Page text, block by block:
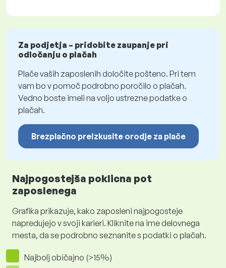
Za podjetja – pridobite zaupanje pri
odločanju o plačah
Plače vaših zaposlenih določite pošteno. Pri tem
vam bo v pomoč podrobno poročilo o plačah.
Vedno boste imeli na voljo ustrezne podatke o
plačah.
Brezplačno preizkusite orodje za plače
Najpogostejša poklicna pot
zaposlenega
Grafika prikazuje, kako zaposleni najpogosteje
napredujejo v svoji karieri. Kliknite na ime delovnega
mesta, da se podrobno seznanite s podatki o plačah.
Najbolj običajno (>15%)